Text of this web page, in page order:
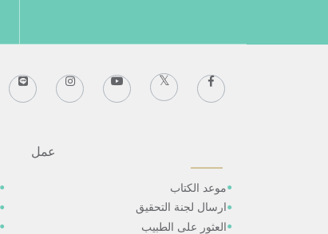
عمل
موعد الكتاب
ارسال لجنة التحقيق
العثور على الطبيب